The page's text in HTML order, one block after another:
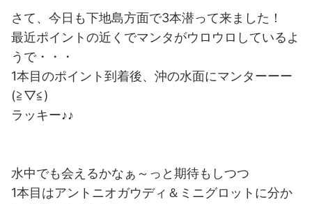
さて、今日も下地島方面で3本潜って来ました！
最近ポイントの近くでマンタがウロウロしているよ
うで・・・
1本目のポイント到着後、沖の水面にマンターーー
(≧▽≦)
ラッキー♪♪
水中でも会えるかなぁ～っと期待もしつつ
1本目はアントニオガウディ＆ミニグロットに分か